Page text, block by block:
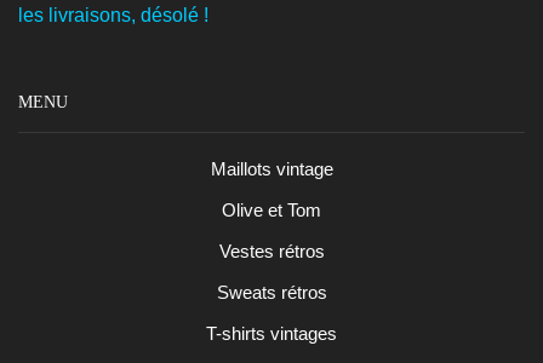
les livraisons, désolé !
MENU
Maillots vintage
Olive et Tom
Vestes rétros
Sweats rétros
T-shirts vintages